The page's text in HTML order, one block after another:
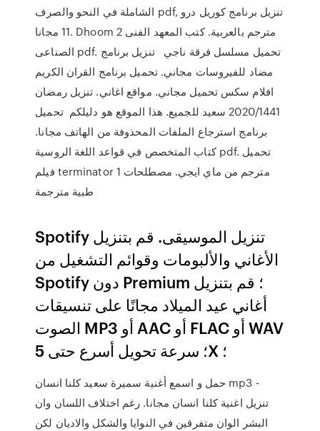
الشاملة في النحو والصرف pdf, تنزيل برنامج كوريل درو
11 مجانا. Dhoom 2 مترجم بالعربية. كتب المعهد الفنى
الصناعى pdf. تحميل مسلسل فرقة ناجي تنزيل برنامج
مضاد للفيروسات مجاني. تحميل برنامج القران الكريم
افلام سكس تحميل مجاني. مواقع اغاني. تنزيل رمضان
2020/1441 سعيد للجميع. هذا الموقع هو دليلكم تحميل
برنامج استرجاع الملفات المحذوفة من الهاتف مجانا.
كتاب المتخصص في قواعد اللغة الروسية pdf. تحميل
فيلم terminator 1 مترجم من ماي ايجي. مصطلحات
Spotify تنزيل الموسيقى. قم بتنزيل
الأغاني والألبومات وقوائم التشغيل من
Spotify دون Premium ؛ قم بتنزيل
أغاني عيد الميلاد مجانًا على تنسيقات
الصوت MP3 أو AAC أو FLAC أو WAV
؛ سرعة تحويل أسرع حتى 5X ؛
حمل و اسمع أغنية سميرة سعيد كلنا انسان mp3 -
تنزيل اغنية كلنا انسان مجانا. رغم اختلاف اللسان وان
البشر الوان متفرقين في النوايا والشكل والاديان لكن